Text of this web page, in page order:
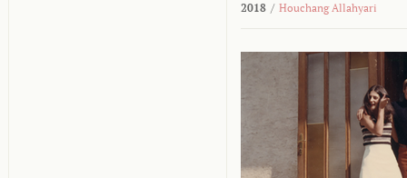
2018 / Houchang Allahyari